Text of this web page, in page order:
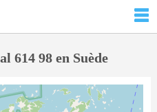
614 98 en Suède